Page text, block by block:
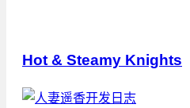
Hot & Steamy Knights